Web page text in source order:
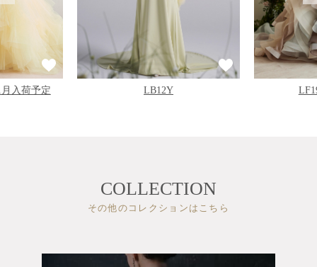
入荷予定 LB12Y
COLLECTION
その他のコレクションはこちら